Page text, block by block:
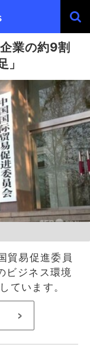
業の約9割
貿易促進委員
ビジネス環境
ています。
>